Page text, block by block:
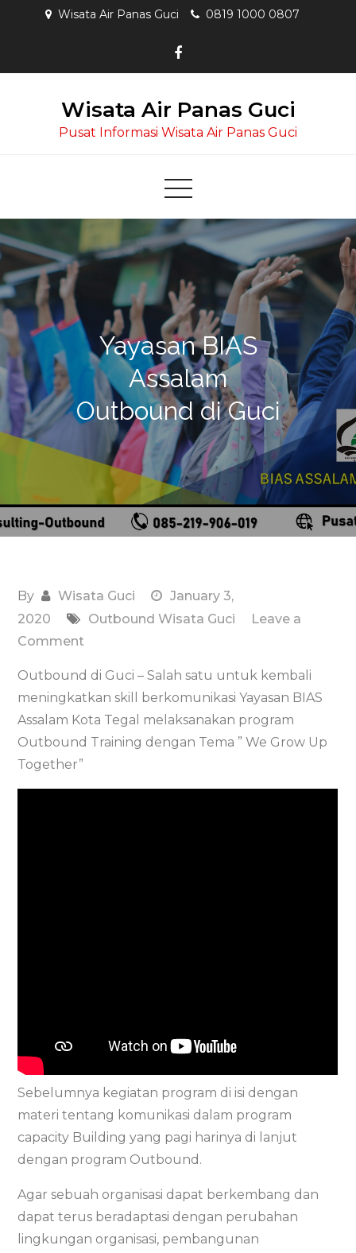
Wisata Air Panas Guci 0819 1000 0807
Wisata Air Panas Guci
Pusat Informasi Wisata Air Panas Guci
Yayasan BIAS
Assalam
Outbound di Guci
By Wisata Guci
January 3,
2020
Outbound Wisata Guci
Leave a
Comment
BIAS
Assalam
Outbound
di
Outbound di Guci – Salah satu untuk kembali
meningkatkan skill berkomunikasi Yayasan BIAS
Assalam Kota Tegal melaksanakan program
Outbound Training dengan Tema ” We Grow Up
Together”
Sebelumnya kegiatan program di isi dengan
materi tentang komunikasi dalam program
capacity Building yang pagi harinya di lanjut
dengan program Outbound.
Agar sebuah organisasi dapat berkembang dan
dapat terus beradaptasi dengan perubahan
lingkungan organisasi, pembangunan